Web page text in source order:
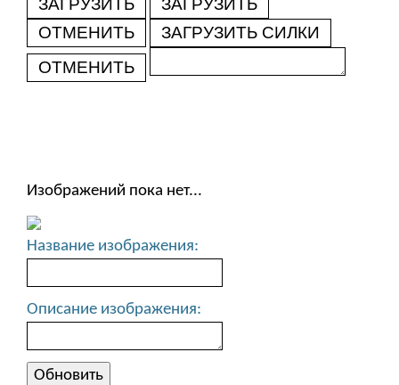
ЗАГРУЗИТЬ
ЗАГРУЗИТЬ
ОТМЕНИТЬ
ЗАГРУЗИТЬ СИЛКИ
ОТМЕНИТЬ
Изображений пока нет...
Название изображения:
Описание изображения: